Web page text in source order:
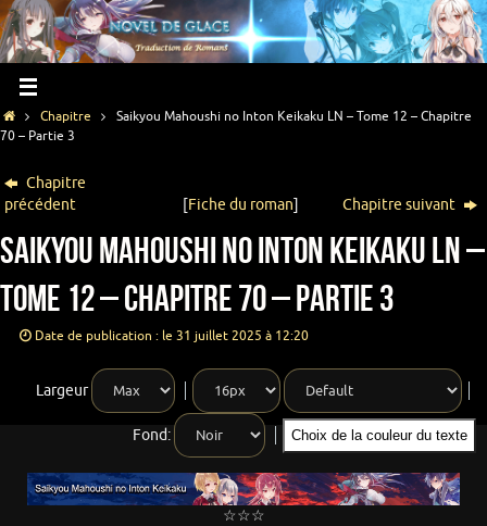
Chapitre
Saikyou Mahoushi no Inton Keikaku LN – Tome 12 – Chapitre
70 – Partie 3
Chapitre
précédent
[Fiche du roman] Chapitre suivant
Saikyou Mahoushi no Inton Keikaku LN –
Tome 12 – Chapitre 70 – Partie 3
Date de publication : le 31 juillet 2025 à 12:20
Largeur
Fond: Choix de la couleur du texte
☆☆☆